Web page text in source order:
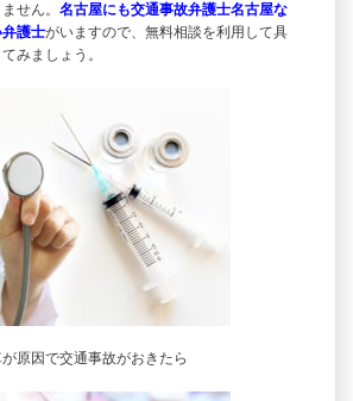
せん。 名古屋にも交通事故弁護士名古屋な
護士がいますので、無料相談を利用して具
みましょう。
原因で交通事故がおきたら